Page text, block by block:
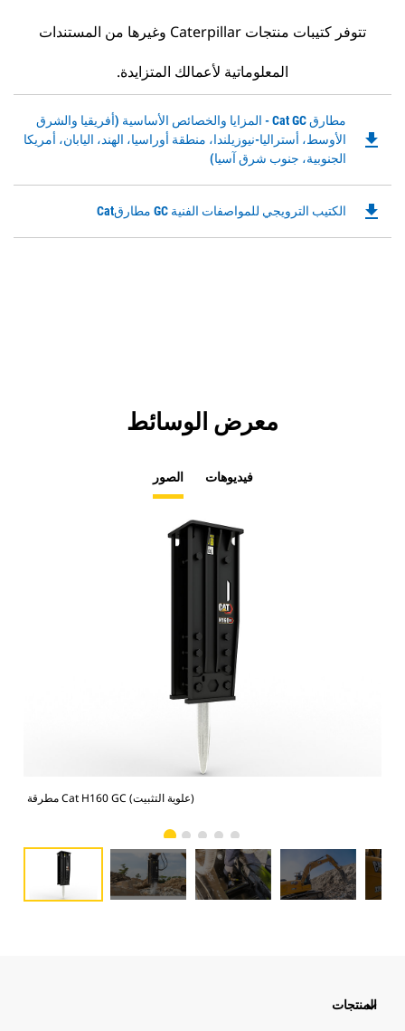
تتوفر كتيبات منتجات Caterpillar وغيرها من المستندات
المعلوماتية لأعمالك المتزايدة.
مطارق Cat GC - المزايا والخصائص الأساسية (أفريقيا والشرق
الأوسط، أستراليا-نيوزيلندا، منطقة أوراسيا، الهند، اليابان، أمريكا
الجنوبية، جنوب شرق آسيا)
Downloadable
PDF
New
Tab
file_download
الكتيب الترويجي للمواصفات الفنية GC مطارقCatDownloadable
file_download
معرض الوسائط
الصور فيديوهات
مطرقة Cat H160 GC (علوية التثبيت)
المنتجات